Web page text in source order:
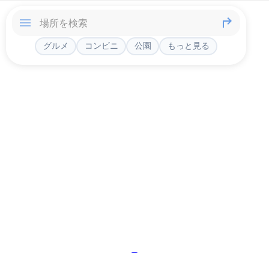
グルメ コンビニ 公園 もっと見る